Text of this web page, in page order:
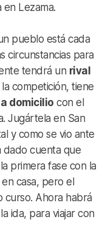
Lezama.
pueblo está cada
circunstancias para
tendrá un rival
competición, tiene
domicilio con el
Jugártela en San
y como se vio ante
dado cuenta que
primera fase con la
casa, pero el
curso. Ahora habrá
ida, para viajar con